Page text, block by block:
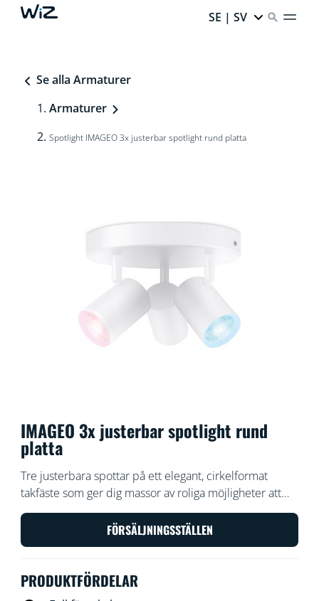
SE | SV
Se alla Armaturer
Armaturer
Spotlight IMAGEO 3x justerbar spotlight rund platta
IMAGEO 3x justerbar spotlight rund
platta
Tre justerbara spottar på ett elegant, cirkelformat
takfäste som ger dig massor av roliga möjligheter att
lysa upp ditt rum med vackert ljus och fina färger. Välj
ljusscen för en specifik aktivitet med vår armatur med
påbyggda spottar, eller låt vår app göra jobbet med
FÖRSÄLJNINGSSTÄLLEN
PRODUKTFÖRDELAR